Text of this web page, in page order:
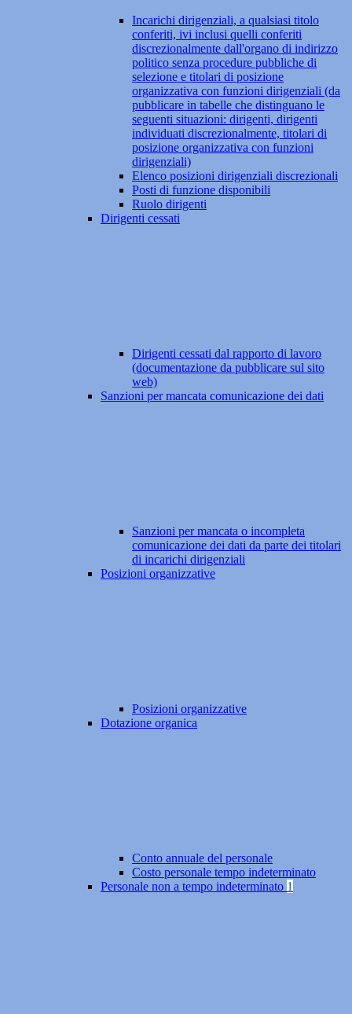
Incarichi dirigenziali, a qualsiasi titolo
conferiti, ivi inclusi quelli conferiti
discrezionalmente dall'organo di indirizzo
politico senza procedure pubbliche di
selezione e titolari di posizione
organizzativa con funzioni dirigenziali (da
pubblicare in tabelle che distinguano le
seguenti situazioni: dirigenti, dirigenti
individuati discrezionalmente, titolari di
posizione organizzativa con funzioni
dirigenziali)
Elenco posizioni dirigenziali discrezionali
Posti di funzione disponibili
Ruolo dirigenti
Dirigenti cessati
Dirigenti cessati dal rapporto di lavoro
(documentazione da pubblicare sul sito
web)
Sanzioni per mancata comunicazione dei dati
Sanzioni per mancata o incompleta
comunicazione dei dati da parte dei titolari
di incarichi dirigenziali
Posizioni organizzative
Posizioni organizzative
Dotazione organica
Conto annuale del personale
Costo personale tempo indeterminato
Personale non a tempo indeterminato 1